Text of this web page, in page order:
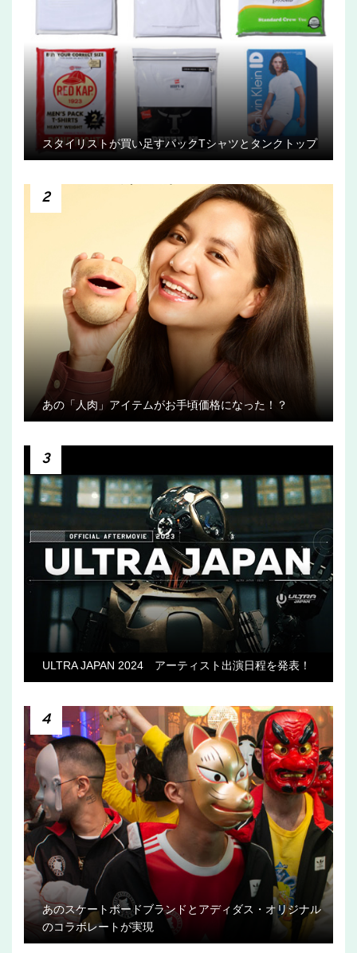
スタイリストが買い足すパックTシャツとタンクトップ
2
あの「人肉」アイテムがお手頃価格になった！？
3
ULTRA JAPAN 2024 アーティスト出演日程を発表！
4
あのスケートボードブランドとアディダス・オリジナル
のコラボレートが実現